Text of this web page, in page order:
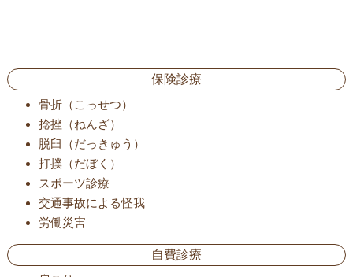
保険診療
骨折（こっせつ）
捻挫（ねんざ）
脱臼（だっきゅう）
打撲（だぼく）
スポーツ診療
交通事故による怪我
労働災害
自費診療